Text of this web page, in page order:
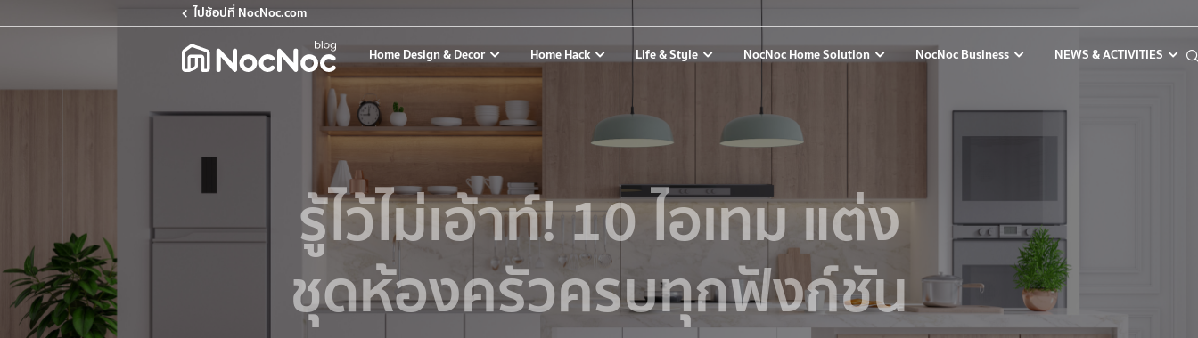
ไปช้อปที่ NocNoc.com
Home Design & Decor Home Hack Life & Style NocNoc Home Solution NocNoc Business NEWS & ACTIVITIES
รู้ไว้ไม่เอ้าท์! 10 ไอเทม แต่ง
ชุดห้องครัวครบทุกฟังก์ชัน